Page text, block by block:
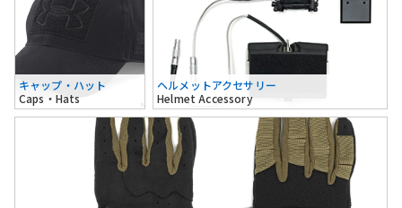
キャップ・ハット
Caps・Hats
ヘルメットアクセサリー
Helmet Accessory